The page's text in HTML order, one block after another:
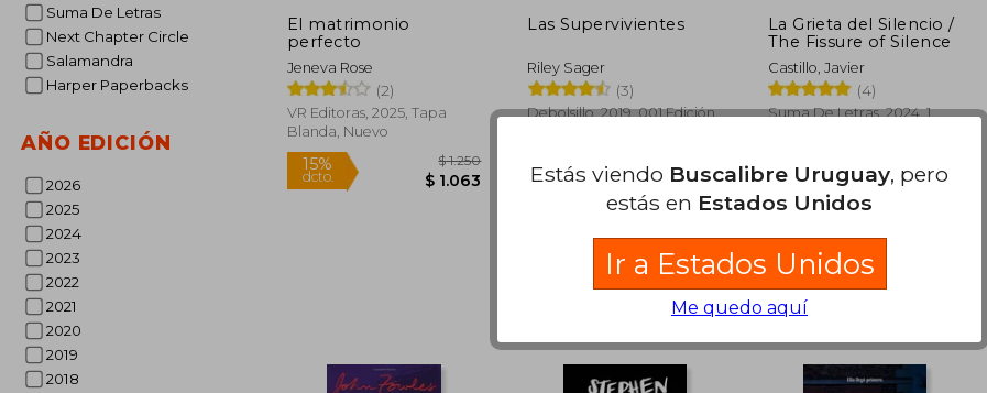
Suma De Letras
Next Chapter Circle
Salamandra
Harper Paperbacks
AÑO EDICIÓN
2026
2025
2024
2023
2022
2021
2020
2019
2018
El matrimonio
perfecto
Jeneva Rose
(2)
VR Editoras, 2025, Tapa
Blanda, Nuevo
Las Supervivientes
Riley Sager
(3)
Debolsillo, 2019, 001 Edición,
La Grieta del Silencio /
The Fissure of Silence
Castillo, Javier
(4)
Suma De Letras, 2024, 1
en Buen Estado a
Comprar Usado
Estás viendo Buscalibre Uruguay, pero
estás en Estados Unidos
Ir a Estados Unidos
Me quedo aquí